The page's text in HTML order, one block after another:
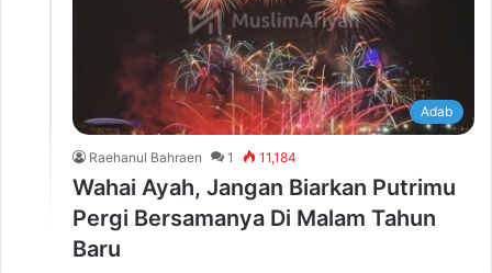
Adab
Raehanul Bahraen 1 11,184
Wahai Ayah, Jangan Biarkan Putrimu
Pergi Bersamanya Di Malam Tahun
Baru